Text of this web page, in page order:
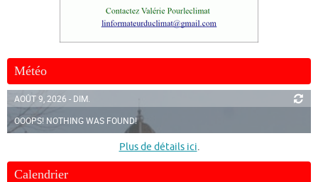
Météo
AOÛT 9, 2026 - DIM.
OOOPS! NOTHING WAS FOUND!
Plus de détails ici.
Calendrier